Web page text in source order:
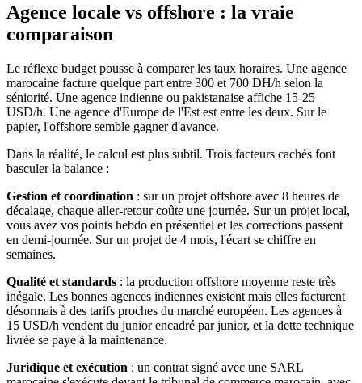
Agence locale vs offshore : la vraie
comparaison
Le réflexe budget pousse à comparer les taux horaires. Une agence
marocaine facture quelque part entre 300 et 700 DH/h selon la
séniorité. Une agence indienne ou pakistanaise affiche 15-25
USD/h. Une agence d'Europe de l'Est est entre les deux. Sur le
papier, l'offshore semble gagner d'avance.
Dans la réalité, le calcul est plus subtil. Trois facteurs cachés font
basculer la balance :
Gestion et coordination : sur un projet offshore avec 8 heures de
décalage, chaque aller-retour coûte une journée. Sur un projet local,
vous avez vos points hebdo en présentiel et les corrections passent
en demi-journée. Sur un projet de 4 mois, l'écart se chiffre en
semaines.
Qualité et standards : la production offshore moyenne reste très
inégale. Les bonnes agences indiennes existent mais elles facturent
désormais à des tarifs proches du marché européen. Les agences à
15 USD/h vendent du junior encadré par junior, et la dette technique
livrée se paye à la maintenance.
Juridique et exécution : un contrat signé avec une SARL